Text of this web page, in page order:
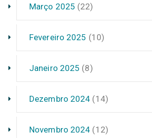
Março 2025 (22)
Fevereiro 2025 (10)
Janeiro 2025 (8)
Dezembro 2024 (14)
Novembro 2024 (12)